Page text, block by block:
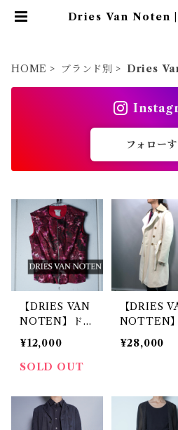
Dries Van Noten |
HOME ブランド別 Dries
フォロー
【DRIES VAN
NOTEN】ドリ
スヴァンノッテ
ン フラワーパ
ターンジップベ
ple
¥12,000
SOLD OUT
【DRIES
NOTTEN
リスヴァン
テン コット
¥28,000